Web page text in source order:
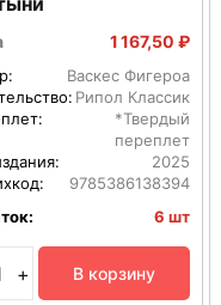
1 167,50 ₽
Васкес Фигероа
Рипол Классик
*Твердый
переплет
2025
9785386138394
6 шт
+ В корзину